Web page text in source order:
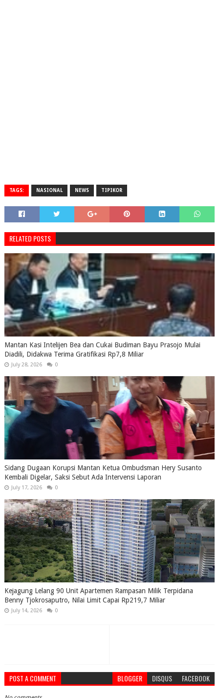
TAGS: NASIONAL NEWS TIPIKOR
RELATED POSTS
Mantan Kasi Intelijen Bea dan Cukai Budiman Bayu Prasojo Mulai
Diadili, Didakwa Terima Gratifikasi Rp7,8 Miliar
July 28, 2026 0
Sidang Dugaan Korupsi Mantan Ketua Ombudsman Hery Susanto
Kembali Digelar, Saksi Sebut Ada Intervensi Laporan
July 17, 2026 0
Kejagung Lelang 90 Unit Apartemen Rampasan Milik Terpidana
Benny Tjokrosaputro, Nilai Limit Capai Rp219,7 Miliar
July 14, 2026 0
POST A COMMENT BLOGGER DISQUS FACEBOOK